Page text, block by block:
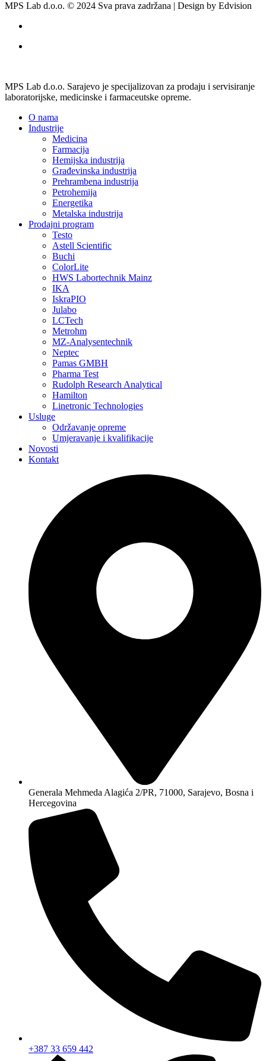
MPS Lab d.o.o. © 2024 Sva prava zadržana | Design by Edvision
MPS Lab d.o.o. Sarajevo je specijalizovan za prodaju i servisiranje
laboratorijske, medicinske i farmaceutske opreme.
O nama
Industrije
Medicina
Farmacija
Hemijska industrija
Građevinska industrija
Prehrambena industrija
Petrohemija
Energetika
Metalska industrija
Prodajni program
Testo
Astell Scientific
Buchi
ColorLite
HWS Labortechnik Mainz
IKA
IskraPIO
Julabo
LCTech
Metrohm
MZ-Analysentechnik
Neptec
Pamas GMBH
Pharma Test
Rudolph Research Analytical
Hamilton
Linetronic Technologies
Usluge
Održavanje opreme
Umjeravanje i kvalifikacije
Novosti
Kontakt
Generala Mehmeda Alagića 2/PR, 71000, Sarajevo, Bosna i
Hercegovina
+387 33 659 442